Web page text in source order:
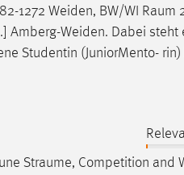
1272 Weiden, BW/WI Raum
Amberg-Weiden. Dabei steht
Studentin (JuniorMento-
Straume, Competition and